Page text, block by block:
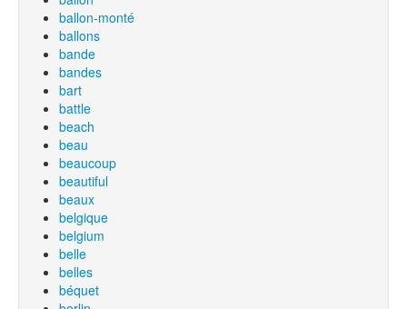
ballon-monté
ballons
bande
bandes
bart
battle
beach
beau
beaucoup
beautiful
beaux
belgique
belgium
belle
belles
béquet